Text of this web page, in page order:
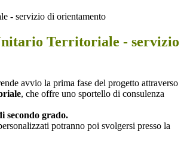
- servizio di orientamento
Territoriale - servizio
avvio la prima fase del progetto attraverso
, che offre uno sportello di consulenza
secondo grado.
potranno poi svolgersi presso la